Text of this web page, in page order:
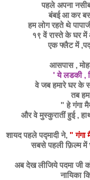
पहले अपना
बंबई आ कर
हम लोग रहते थे
१९ वें रास्ते के घर
एक फ्लैट में
आसपास ,
' ये लडकी ,
वे जब हमारे घर के
तब
" हे गंगा
और वे मुस्कुरातीं हुई ,
शायद पहले पद्मादी ने, " गंगा
सबसे पहली फ़िल्म में
अब देख लीजिये पदमा जी
नायिका